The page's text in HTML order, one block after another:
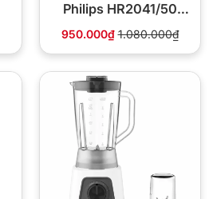
Philips HR2041/50
450W 3 cối ProBlend
950.000₫ 1.080.000₫